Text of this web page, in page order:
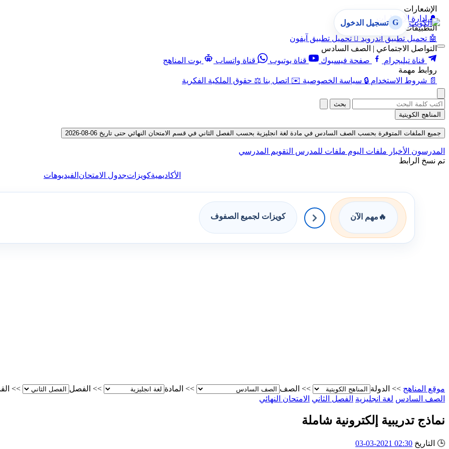
الإشعارات
🔔 إدارة الإشعارات
التطبيقات
🤖 تحميل تطبيق أندرويد  تحميل تطبيق آيفون
التواصل الاجتماعي | الصف السادس
قناة تيليجرام
صفحة فيسبوك قناة يوتيوب قناة واتساب
بوت المناهج
روابط مهمة
📄 شروط الاستخدام 🔒 سياسة الخصوصية ✉️ اتصل بنا ⚖️ حقوق الملكية الفكرية
G تسجيل الدخول
بحث
المناهج الكويتية
جميع الملفات المتوفرة بحسب الصف السادس في مادة لغة انجليزية بحسب الفصل الثاني في قسم الامتحان النهائي حتى تاريخ 06-08-2026
المدرسون الأخبار ملفات اليوم ملفات للمدرس التقويم المدرسي
تم نسخ الرابط
الأكاديميةكويزاتجدول الامتحان الفيديوهات
🔥 مهم الآن كويزات لجميع الصفوف
موقع المناهج >> الدولة >> الصف >> المادة >> الفصل >>
الصف السادس لغة انجليزية الفصل الثاني الامتحان النهائي
نماذج تدريبية إلكترونية شاملة
🕒 التاريخ 02:30 2021-03-03